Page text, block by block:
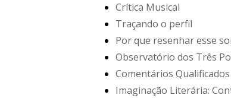
Crítica Musical
Traçando o perfil
Por que resenhar esse
Observatório dos Três
Comentários Qualificados
Imaginação Literária: